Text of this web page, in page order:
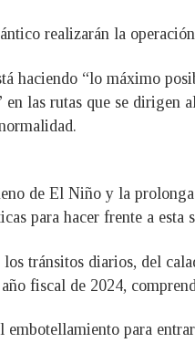
realizarán la
haciendo “lo máximo
en las rutas que se
de El Niño y la
para hacer frente a esta
tránsitos diarios, del
fiscal de 2024,
para